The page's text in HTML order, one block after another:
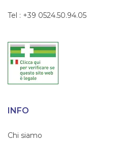
Tel : +39 0524.50.94.05
INFO
Chi siamo